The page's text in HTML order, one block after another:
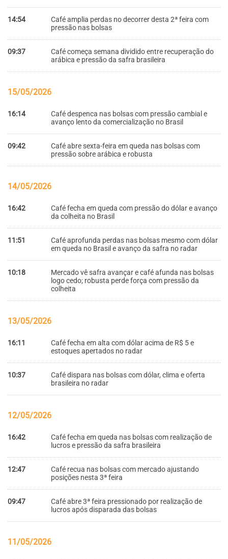
14:54
Café amplia perdas no decorrer desta 2ª feira com
pressão nas bolsas
09:37
Café começa semana dividido entre recuperação do
arábica e pressão da safra brasileira
15/05/2026
16:14
Café despenca nas bolsas com pressão cambial e
avanço lento da comercialização no Brasil
09:42
Café abre sexta-feira em queda nas bolsas com
pressão sobre arábica e robusta
14/05/2026
16:42
Café fecha em queda com pressão do dólar e avanço
da colheita no Brasil
11:51
Café aprofunda perdas nas bolsas mesmo com dólar
em queda no Brasil e avanço da safra no radar
10:18
Mercado vê safra avançar e café afunda nas bolsas
logo cedo; robusta perde força com pressão da
colheita
13/05/2026
16:11
Café fecha em alta com dólar acima de R$ 5 e
estoques apertados no radar
10:37
Café dispara nas bolsas com dólar, clima e oferta
brasileira no radar
12/05/2026
16:42
Café fecha em queda nas bolsas com realização de
lucros e pressão da safra brasileira
12:47
Café recua nas bolsas com mercado ajustando
posições nesta 3ª feira
09:47
Café abre 3ª feira pressionado por realização de
lucros após disparada das bolsas
11/05/2026